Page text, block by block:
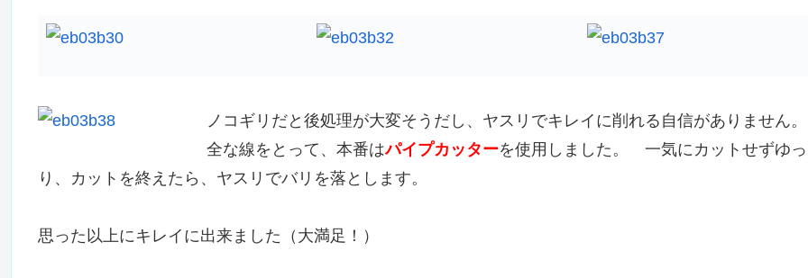
ノコギリだと後処理が大変そうだし、ヤスリでキレイに削れる自信がありません
全な線をとって、本番はパイプカッターを使用しました。 一気にカットせずゆっ
り、カットを終えたら、ヤスリでバリを落とします。
思った以上にキレイに出来ました（大満足！）